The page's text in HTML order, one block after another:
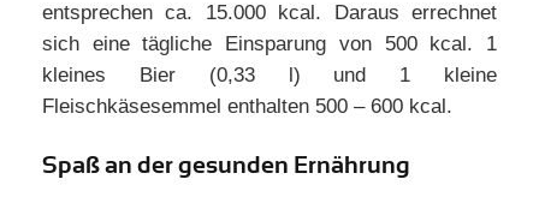
entsprechen ca. 15.000 kcal. Daraus errechnet
sich eine tägliche Einsparung von 500 kcal. 1
kleines Bier (0,33 l) und 1 kleine
Fleischkäsesemmel enthalten 500 – 600 kcal.
Spaß an der gesunden Ernährung